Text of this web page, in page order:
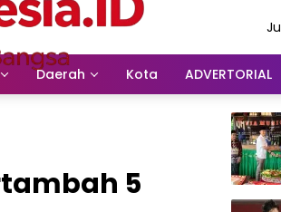
Daerah Kota ADVERTORIAL
5